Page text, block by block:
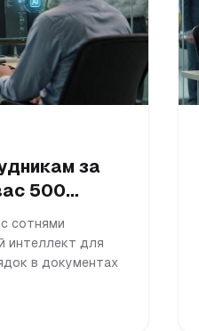
за
500
сотнями
интеллект для
в документах